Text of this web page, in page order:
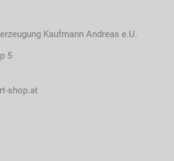
Kaufmann Andreas e.U.
5
shop.at